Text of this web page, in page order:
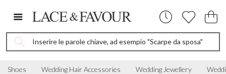
Inserire le parole chiave, ad esempio "Scarpe da sposa"
Shoes Wedding Hair Accessories Wedding Jewellery